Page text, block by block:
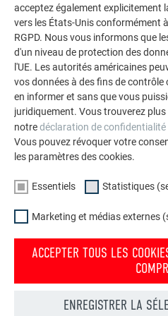
VOIR DAVANTAGE DE
Commander gratuitement des
Toiture, façade, solaire,
acceptez également explicitement
vers les États-Unis conformément
RGPD. Nous vous informons que
d'un niveau de protection des
l'UE. Les autorités américaines
vos données à des fins de contrôle
en informer et sans que vous
juridiquement. Vous trouverez
notredéclaration de confidentialité
Vous pouvez révoquer votre
les paramètres des cookies.
Essentiels Statistiques
Marketing et médias externes
ACCEPTER TOUS LES
ENREGISTRER LA